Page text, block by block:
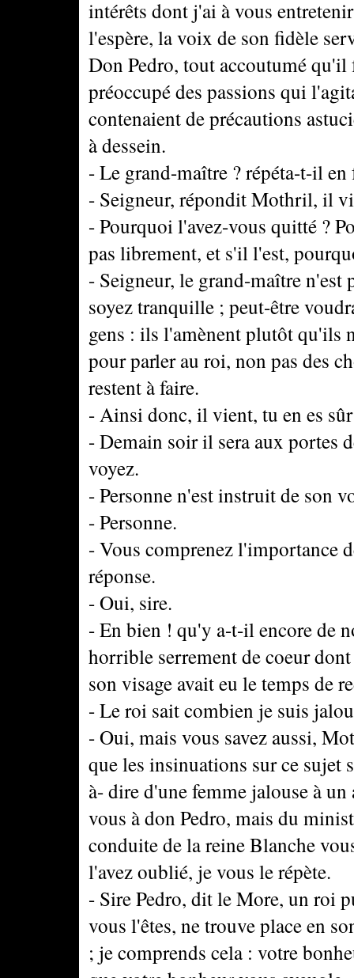
intérêts dont j'ai à vous
l'espère, la voix de son fidèle
Don Pedro, tout accoutumé
préoccupé des passions qui
contenaient de précautions
à dessein.
- Le grand-maître ? répéta-t-il
- Seigneur, répondit Mothril, il
- Pourquoi l'avez-vous quitté ?
pas librement, et s'il l'est,
- Seigneur, le grand-maître
soyez tranquille ; peut-être
gens : ils l'amènent plutôt qu'ils
pour parler au roi, non pas des
restent à faire.
- Ainsi donc, il vient, tu en es
- Demain soir il sera aux portes
voyez.
- Personne n'est instruit de son
- Personne.
- Vous comprenez l'importance
réponse.
- Oui, sire.
- En bien ! qu'y a-t-il encore de
horrible serrement de coeur
son visage avait eu le temps de
- Le roi sait combien je suis
- Oui, mais vous savez aussi,
que les insinuations sur ce sujet
à- dire d'une femme jalouse à
vous à don Pedro, mais du
conduite de la reine Blanche
l'avez oublié, je vous le répète.
- Sire Pedro, dit le More, un roi
vous l'êtes, ne trouve place en
; je comprends cela : votre